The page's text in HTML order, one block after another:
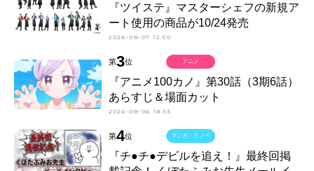
『ツイステ』マスターシェフの新規ア
ート使用の商品が10/24発売
2026-08-07 12:50
第3位
『アニメ100カノ』第30話（3期6話）
あらすじ＆場面カット
2026-08-06 18:55
アニメ
第4位
『チ●チ●デビルを追え！』最終回掲
マンガ・ラノベ